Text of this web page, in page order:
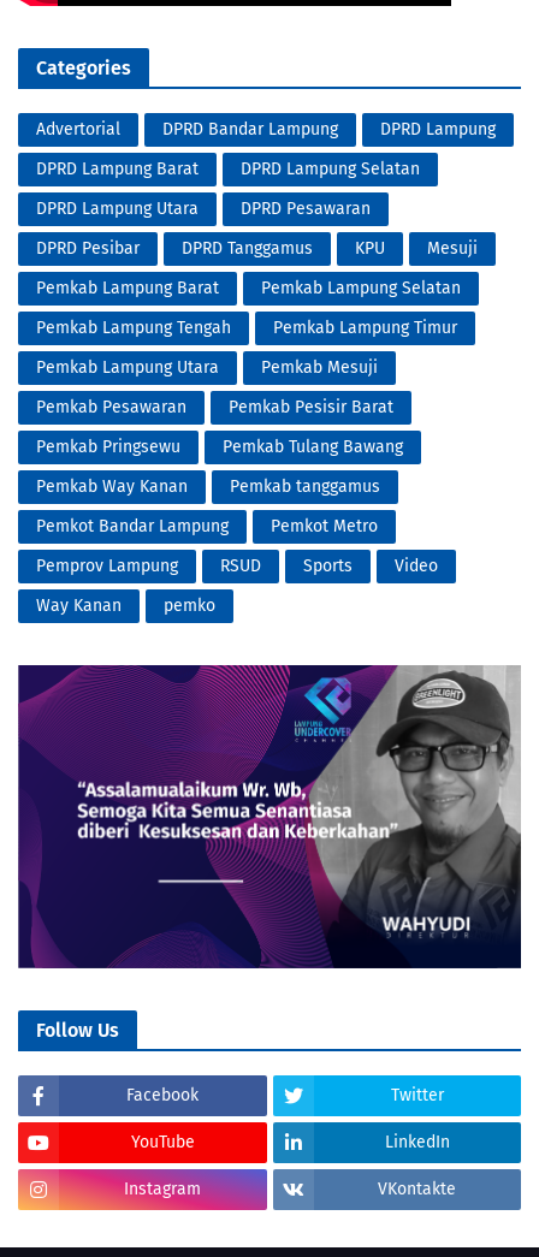
Categories
Advertorial DPRD Bandar Lampung
DPRD Lampung
DPRD Lampung Barat
DPRD Lampung Selatan
DPRD Lampung Utara
DPRD Pesawaran
DPRD Pesibar
DPRD Tanggamus KPU
Mesuji
Pemkab Lampung Barat
Pemkab Lampung Selatan
Pemkab Lampung Tengah
Pemkab Lampung Timur
Pemkab Lampung Utara
Pemkab Mesuji
Pemkab Pesawaran
Pemkab Pesisir Barat
Pemkab Pringsewu
Pemkab Tulang Bawang
Pemkab Way Kanan
Pemkab tanggamus
Pemkot Bandar Lampung
Pemkot Metro
Pemprov Lampung
RSUD Sports
Video
Way Kanan
pemko
Follow Us
Facebook Twitter
YouTube LinkedIn
Instagram VKontakte